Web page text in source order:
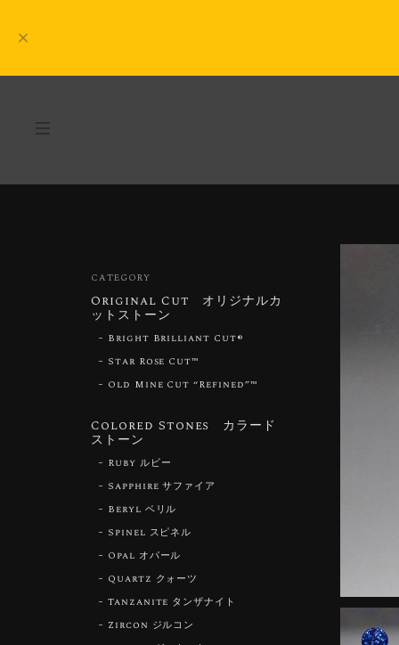
CATEGORY
Original Cut オリジナルカ
ットストーン
Bright Brilliant Cut®︎
Star Rose Cut™︎
Old Mine Cut “Refined”™︎
Colored Stones カラード
ストーン
Ruby ルビー
Sapphire サファイア
Beryl ベリル
Spinel スピネル
Opal オパール
Quartz クォーツ
Tanzanite タンザナイト
Zircon ジルコン